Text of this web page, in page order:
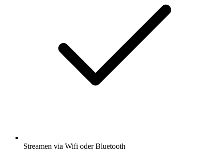
Streamen via Wifi oder Bluetooth